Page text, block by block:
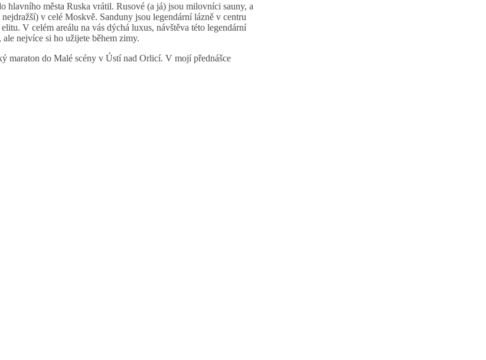
hlavního města Ruska vrátil. Rusové (a já) jsou milovníci sauny, a
v celé Moskvě. Sanduny jsou legendární lázně v centru
V celém areálu na vás dýchá luxus, návštěva této legendární
nejvíce si ho užijete během zimy.
maraton do Malé scény v Ústí nad Orlicí. V mojí přednášce